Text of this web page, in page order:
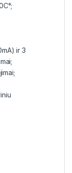
ir 3